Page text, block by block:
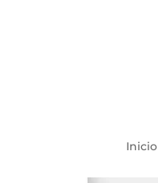
Inicio